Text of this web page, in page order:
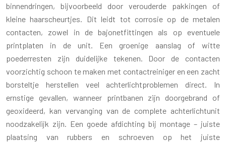
binnendringen, bijvoorbeeld door verouderde pakkingen of
kleine haarscheurtjes. Dit leidt tot corrosie op de metalen
contacten, zowel in de bajonetfittingen als op eventuele
printplaten in de unit. Een groenige aanslag of witte
poederresten zijn duidelijke tekenen. Door de contacten
voorzichtig schoon te maken met contactreiniger en een zacht
borsteltje herstellen veel achterlichtproblemen direct. In
ernstige gevallen, wanneer printbanen zijn doorgebrand of
geoxideerd, kan vervanging van de complete achterlichtunit
noodzakelijk zijn. Een goede afdichting bij montage – juiste
plaatsing van rubbers en schroeven op het juiste